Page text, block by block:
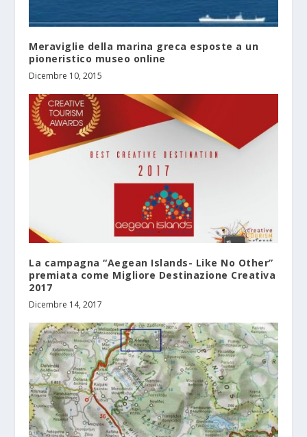
Meraviglie della marina greca esposte a un
pioneristico museo online
Dicembre 10, 2015
La campagna “Aegean Islands- Like No Other”
premiata come Migliore Destinazione Creativa
2017
Dicembre 14, 2017